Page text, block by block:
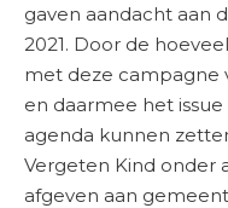
gaven aandacht aan
2021. Door de
met deze campagne
en daarmee het
agenda kunnen
Vergeten Kind onder
afgeven aan